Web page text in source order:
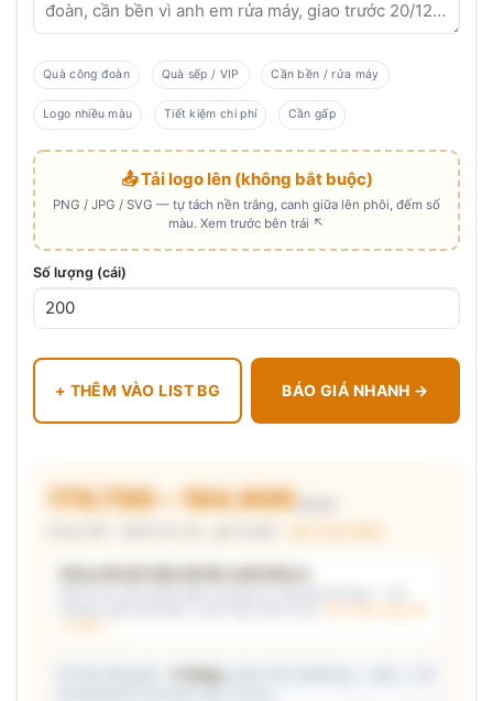
Quà công đoàn Quà sếp / VIP Cần bền / rửa máy
Logo nhiều màu Tiết kiệm chi phí Cần gấp
📤 Tải logo lên (không bắt buộc)
PNG / JPG / SVG — tự tách nền trắng, canh giữa lên phôi, đếm số
màu. Xem trước bên trái ↖
Số lượng (cái)
+ THÊM VÀO LIST BG BÁO GIÁ NHANH →
170.700 – 184.900